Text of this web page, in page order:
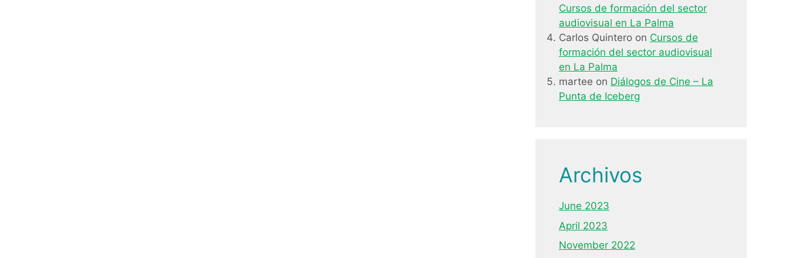
Cursos de formación del sector
audiovisual en La Palma
Carlos Quintero on Cursos de
formación del sector audiovisual
en La Palma
martee on Diálogos de Cine – La
Punta de Iceberg
Archivos
June 2023
April 2023
November 2022